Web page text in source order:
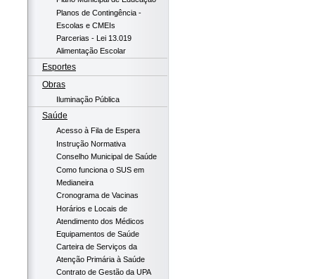
Planos de Contingência -
Escolas e CMEIs
Parcerias - Lei 13.019
Alimentação Escolar
Esportes
Obras
Iluminação Pública
Saúde
Acesso à Fila de Espera
Instrução Normativa
Conselho Municipal de Saúde
Como funciona o SUS em
Medianeira
Cronograma de Vacinas
Horários e Locais de
Atendimento dos Médicos
Equipamentos de Saúde
Carteira de Serviços da
Atenção Primária à Saúde
Contrato de Gestão da UPA